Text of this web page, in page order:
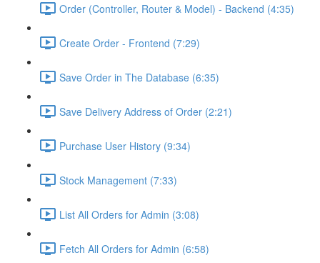
Order (Controller, Router & Model) - Backend (4:35)
Create Order - Frontend (7:29)
Save Order in The Database (6:35)
Save Delivery Address of Order (2:21)
Purchase User History (9:34)
Stock Management (7:33)
List All Orders for Admin (3:08)
Fetch All Orders for Admin (6:58)